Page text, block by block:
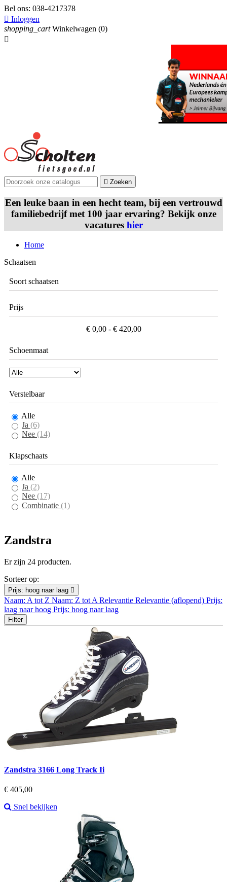
Bel ons: 038-4217378
 Inloggen
shopping_cart Winkelwagen (0)

 Zoeken
Een leuke baan in een hecht team, bij een vertrouwd
familiebedrijf met 100 jaar ervaring? Bekijk onze
vacatures hier
Home
Schaatsen
Soort schaatsen
Prijs
€ 0,00 - € 420,00
Schoenmaat
Verstelbaar
Alle
Ja (6)
Nee (14)
Klapschaats
Alle
Ja (2)
Nee (17)
Combinatie (1)
Zandstra
Er zijn 24 producten.
Sorteer op:
Prijs: hoog naar laag 
Naam: A tot Z Naam: Z tot A Relevantie Relevantie (aflopend) Prijs:
laag naar hoog Prijs: hoog naar laag
Filter
Zandstra 3166 Long Track Ii
Prijs
€ 405,00
Snel bekijken